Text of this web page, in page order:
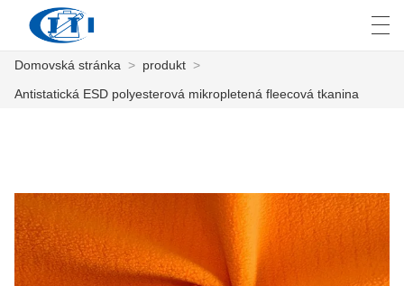
PRODUKT
PŘIZPŮSOBENÍ
العربية česky
Domovská stránka > produkt >
Antistatická ESD polyesterová mikropletená fleecová tkanina